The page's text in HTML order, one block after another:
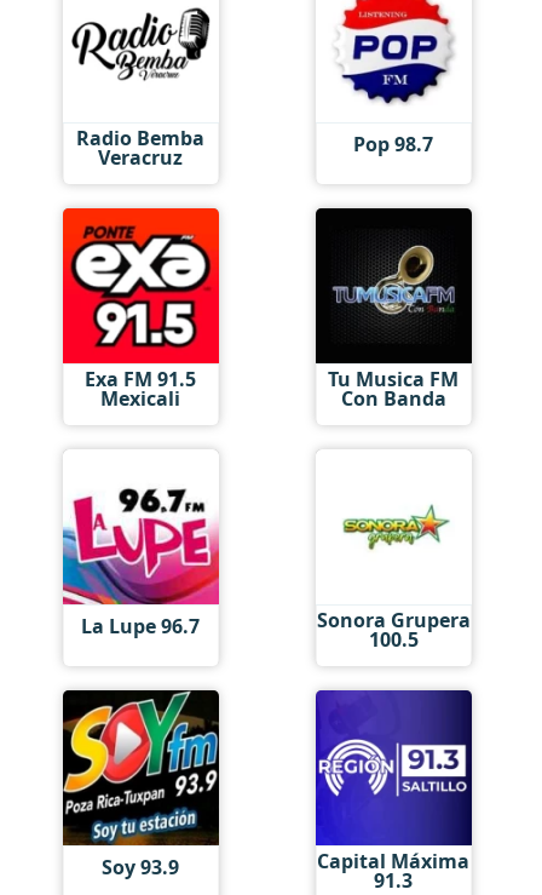
Radio Bemba
Veracruz Pop 98.7
Exa FM 91.5
Mexicali
Tu Musica FM
Con Banda
La Lupe 96.7 Sonora Grupera
100.5
Soy 93.9 Capital Máxima
91.3